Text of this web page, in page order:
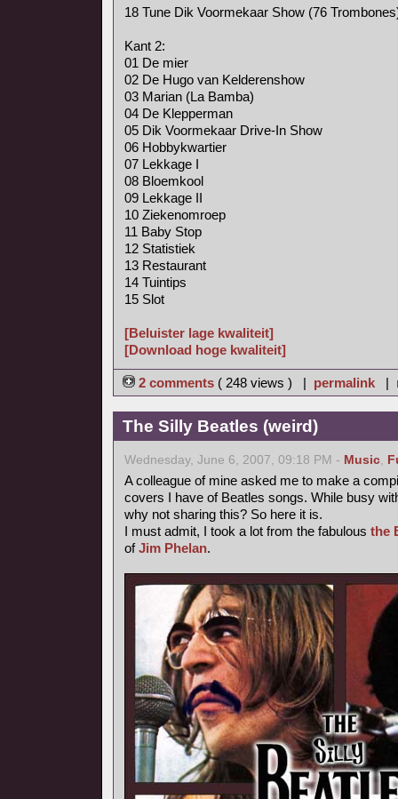
18 Tune Dik Voormekaar Show (76
Kant 2:
01 De mier
02 De Hugo van Kelderenshow
03 Marian (La Bamba)
04 De Klepperman
05 Dik Voormekaar Drive-In Show
06 Hobbykwartier
07 Lekkage I
08 Bloemkool
09 Lekkage II
10 Ziekenomroep
11 Baby Stop
12 Statistiek
13 Restaurant
14 Tuintips
15 Slot
[Beluister lage kwaliteit]
[Download hoge kwaliteit]
2 comments ( 248 views ) | permalink |
The Silly Beatles (weird)
Wednesday, June 6, 2007, 09:18 PM - Music,
A colleague of mine asked me to make a
covers I have of Beatles songs. While busy
why not sharing this? So here it is.
I must admit, I took a lot from the fabulous the
ofJim Phelan.